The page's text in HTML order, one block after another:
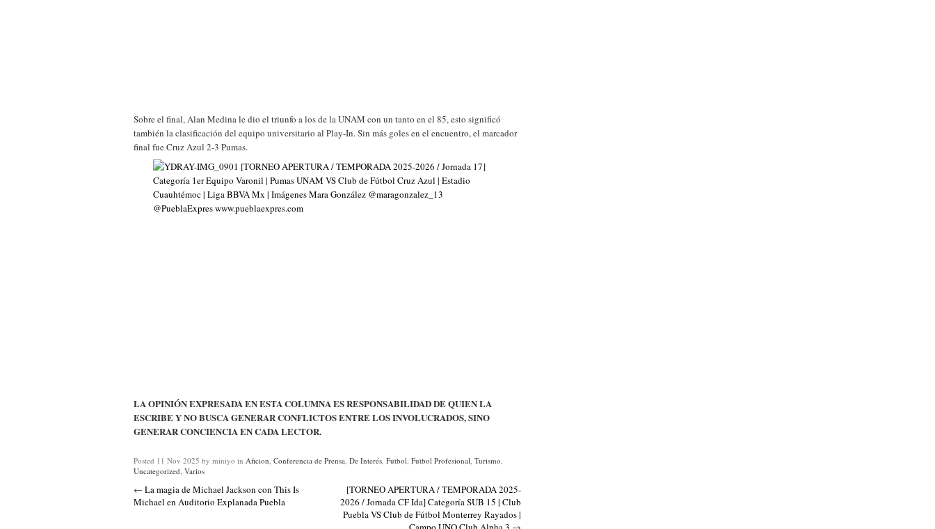
Sobre el final, Alan Medina le dio el triunfo a los de la UNAM con un tanto en el 85, esto significó
también la clasificación del equipo universitario al Play-In. Sin más goles en el encuentro, el marcador
final fue Cruz Azul 2-3 Pumas.
LA OPINIÓN EXPRESADA EN ESTA COLUMNA ES RESPONSABILIDAD DE QUIEN LA
ESCRIBE Y NO BUSCA GENERAR CONFLICTOS ENTRE LOS INVOLUCRADOS, SINO
GENERAR CONCIENCIA EN CADA LECTOR.
Posted 11 Nov 2025 by miniyo in Aficion, Conferencia de Prensa, De Interés, Futbol, Futbol Profesional, Turismo,
Uncategorized, Varios
← La magia de Michael Jackson con This Is
Michael en Auditorio Explanada Puebla
[TORNEO APERTURA / TEMPORADA 2025-
2026 / Jornada CF Ida] Categoría SUB 15 | Club
Puebla VS Club de Fútbol Monterrey Rayados |